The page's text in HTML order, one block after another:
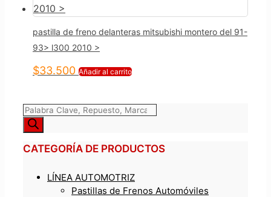
pastilla de freno delanteras mitsubishi montero del 91-
93> l300 2010 >
$33.500 Añadir al carrito
Búsqueda
de
productos
CATEGORÍA DE PRODUCTOS
LÍNEA AUTOMOTRIZ
Pastillas de Frenos Automóviles